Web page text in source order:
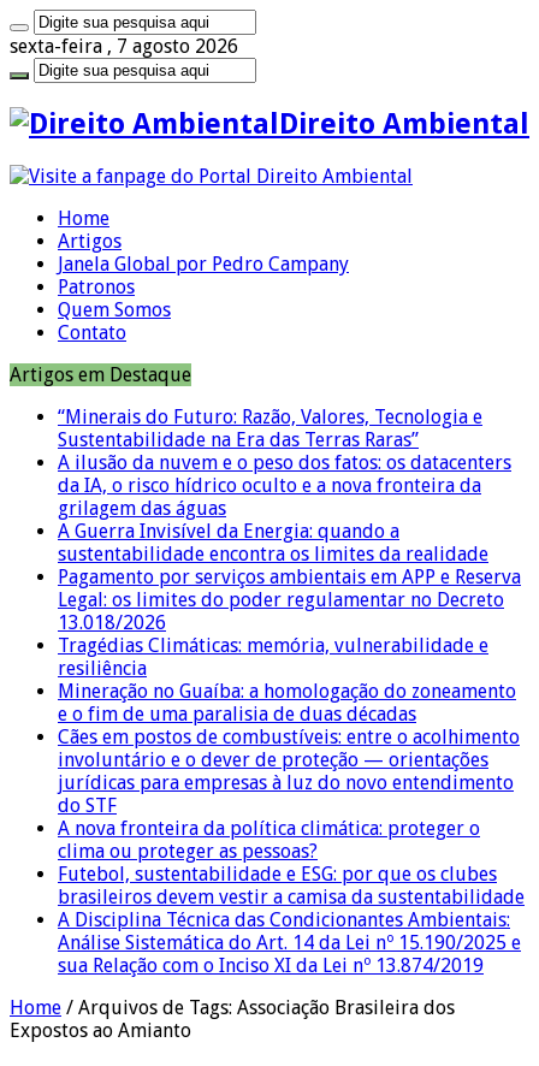
sexta-feira , 7 agosto 2026
Direito Ambiental
Home
Artigos
Janela Global por Pedro Campany
Patronos
Quem Somos
Contato
Artigos em Destaque
“Minerais do Futuro: Razão, Valores, Tecnologia e
Sustentabilidade na Era das Terras Raras”
A ilusão da nuvem e o peso dos fatos: os datacenters
da IA, o risco hídrico oculto e a nova fronteira da
grilagem das águas
A Guerra Invisível da Energia: quando a
sustentabilidade encontra os limites da realidade
Pagamento por serviços ambientais em APP e Reserva
Legal: os limites do poder regulamentar no Decreto
13.018/2026
Tragédias Climáticas: memória, vulnerabilidade e
resiliência
Mineração no Guaíba: a homologação do zoneamento
e o fim de uma paralisia de duas décadas
Cães em postos de combustíveis: entre o acolhimento
involuntário e o dever de proteção — orientações
jurídicas para empresas à luz do novo entendimento
do STF
A nova fronteira da política climática: proteger o
clima ou proteger as pessoas?
Futebol, sustentabilidade e ESG: por que os clubes
brasileiros devem vestir a camisa da sustentabilidade
A Disciplina Técnica das Condicionantes Ambientais:
Análise Sistemática do Art. 14 da Lei nº 15.190/2025 e
sua Relação com o Inciso XI da Lei nº 13.874/2019
Home / Arquivos de Tags: Associação Brasileira dos
Expostos ao Amianto